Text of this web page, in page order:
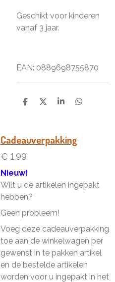
Geschikt voor kinderen
vanaf 3 jaar.
EAN: 0889698755870
D
D
S
e
D
Cadeauverpakking
€ 1,99
Nieuw!
Wilt u de artikelen ingepakt
hebben?
Geen probleem!
Voeg deze cadeauverpakking
toe aan de winkelwagen per
gewenst in te pakken artikel
en de bestelde artikelen
worden voor u ingepakt in het